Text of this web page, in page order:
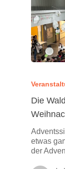
Die
etwas
der